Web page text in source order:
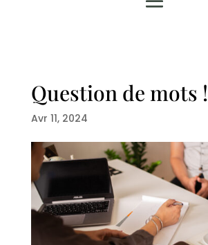
Question de mots !
Avr 11, 2024